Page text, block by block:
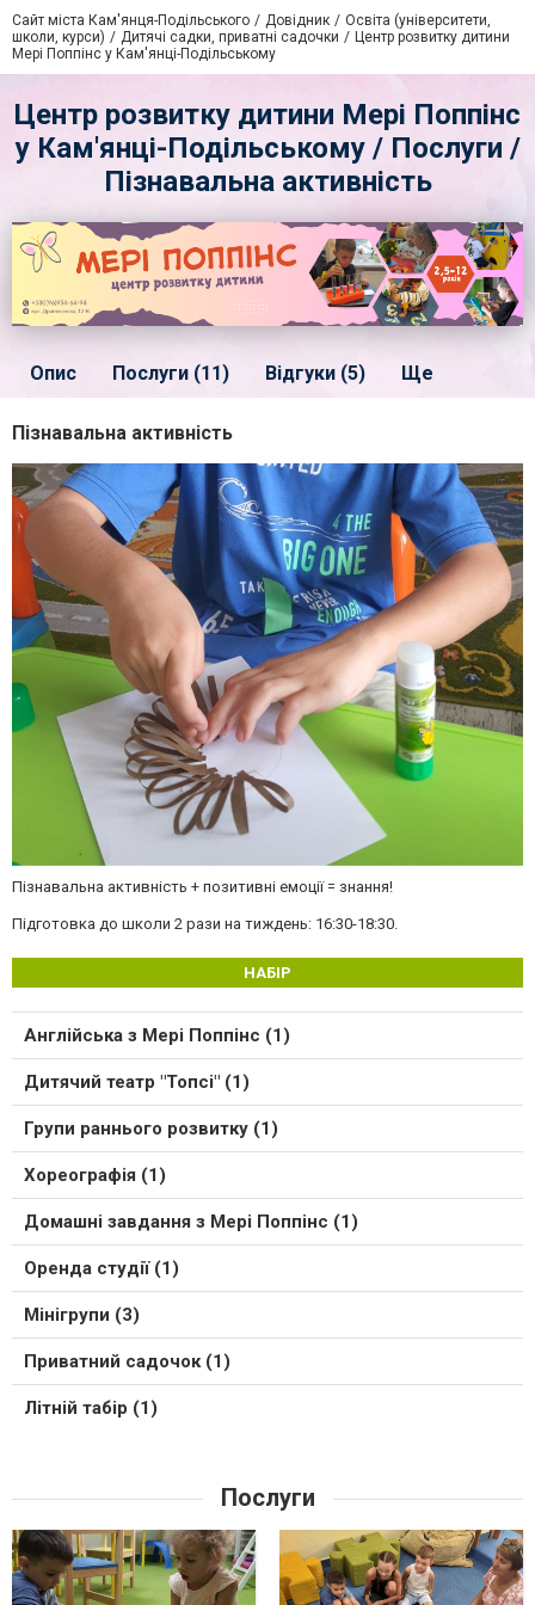
Сайт міста Кам'янця-Подільського Довідник
Освіта (університети,
школи, курси)
Дитячі садки, приватні садочки
Центр розвитку дитини
Мері Поппінс у Кам'янці-Подільському
Центр розвитку дитини Мері Поппінс
у Кам'янці-Подільському / Послуги /
Пізнавальна активність
Опис Послуги (11) Відгуки (5) Ще
Пізнавальна активність
Пізнавальна активність + позитивні емоції = знання!
Підготовка до школи 2 рази на тиждень: 16:30-18:30.
НАБІР
Англійська з Мері Поппінс (1)
Дитячий театр "Топсі" (1)
Групи раннього розвитку (1)
Хореографія (1)
Домашні завдання з Мері Поппінс (1)
Оренда студії (1)
Мінігрупи (3)
Приватний садочок (1)
Літній табір (1)
Послуги